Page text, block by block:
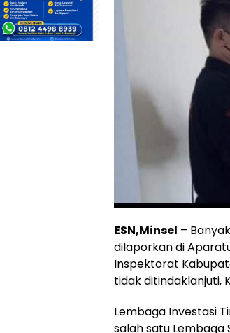
ESN,Minsel –
dilaporkan di
Inspektorat
tidak ditindaklanjuti,
Lembaga Investasi
salah satu Lembaga